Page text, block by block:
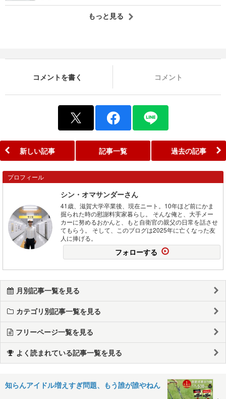
もっと見る
コメントを書く コメント
新しい記事 記事一覧 過去の記事
プロフィール
シン・オマサンダーさん
41歳、滋賀大学卒業後、現在ニート。10年ほど前にかま
掘られた時の慰謝料実家暮らし。 そんな俺と、大手メー
カーに努めるおかんと、もと自衛官の親父の日常を話させ
てもらう。 そして、このブログは2025年に亡くなった友
人に捧げる。
フォローする
月別記事一覧を見る
カテゴリ別記事一覧を見る
フリーページ一覧を見る
よく読まれている記事一覧を見る
知らんアイドル増えすぎ問題、もう誰が誰やねん